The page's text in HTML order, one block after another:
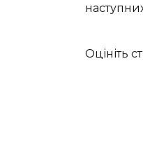
Оцініть